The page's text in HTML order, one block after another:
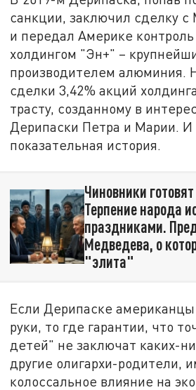
санкции, заключил сделку
и передал Америке
холдингом "Эн+" –
производителем алюминия.
сделки 3,42% акций
трасту, созданному в
Дерипаски Петра и Марии. И
показательная история.
Чиновники
Терпение народа
праздниками.
Медведева, о
"элита"
Если Дерипаске
руки, то где гарантии, что
детей" не заключат каких-
другие олигархи-родители,
колоссальное влияние на